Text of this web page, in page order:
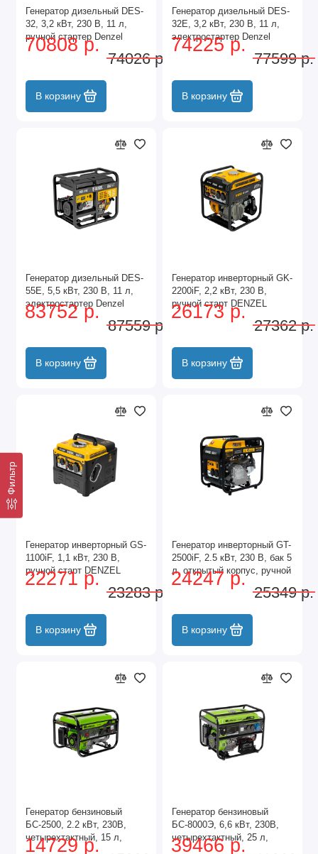
Фильтр
Генератор дизельный DES-
32, 3,2 кВт, 230 В, 11 л,
ручной стартер Denzel
70808 р.
74026 р.
В корзину
Генератор дизельный DES-
32E, 3,2 кВт, 230 В, 11 л,
электростартер Denzel
74225 р.
77599 р.
В корзину
Генератор дизельный DES-
55E, 5,5 кВт, 230 В, 11 л,
электростартер Denzel
83752 р.
87559 р.
В корзину
Генератор инверторный GK-
2200iF, 2,2 кВт, 230 В,
ручной старт DENZEL
26173 р.
27362 р.
В корзину
Генератор инверторный GS-
1100iF, 1,1 кВт, 230 В,
ручной старт DENZEL
22271 р.
23283 р.
В корзину
Генератор инверторный GT-
2500iF, 2.5 кВт, 230 В, бак 5
л, открытый корпус, ручной
старт Denzel
24247 р.
25349 р.
В корзину
Генератор бензиновый
БС-2500, 2.2 кВт, 230В,
четырехтактный, 15 л,
ручной стартер Сибртех
14729 р.
Генератор бензиновый
БС-8000Э, 6,6 кВт, 230В,
четырехтактный, 25 л,
электростартер Сибртех
39466 р.